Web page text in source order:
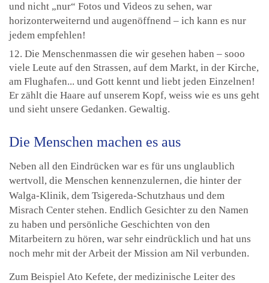
und nicht „nur“ Fotos und Videos zu sehen, war
horizonterweiternd und augenöffnend – ich kann es nur
jedem empfehlen!
12. Die Menschenmassen die wir gesehen haben – sooo
viele Leute auf den Strassen, auf dem Markt, in der Kirche,
am Flughafen... und Gott kennt und liebt jeden Einzelnen!
Er zählt die Haare auf unserem Kopf, weiss wie es uns geht
und sieht unsere Gedanken. Gewaltig.
Die Menschen machen es aus
Neben all den Eindrücken war es für uns unglaublich
wertvoll, die Menschen kennenzulernen, die hinter der
Walga-Klinik, dem Tsigereda-Schutzhaus und dem
Misrach Center stehen. Endlich Gesichter zu den Namen
zu haben und persönliche Geschichten von den
Mitarbeitern zu hören, war sehr eindrücklich und hat uns
noch mehr mit der Arbeit der Mission am Nil verbunden.
Zum Beispiel Ato Kefete, der medizinische Leiter des